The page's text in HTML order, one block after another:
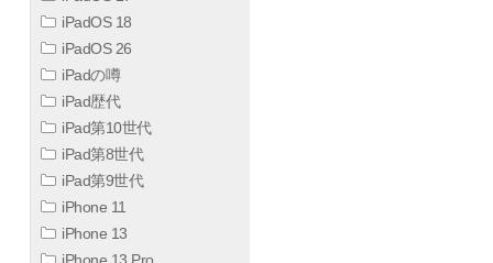
iPadOS 18
iPadOS 26
iPadの噂
iPad歴代
iPad第10世代
iPad第8世代
iPad第9世代
iPhone 11
iPhone 13